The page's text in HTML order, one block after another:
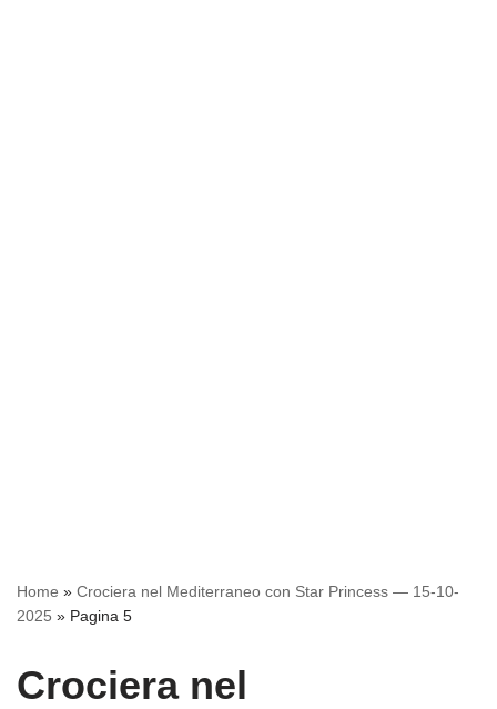
Home » Crociera nel Mediterraneo con Star Princess — 15-10-
2025 » Pagina 5
Crociera nel